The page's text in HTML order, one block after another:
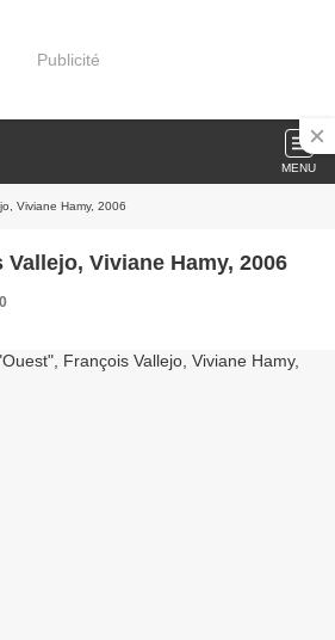
Publicité
MENU
Viviane Hamy, 2006
Viviane Hamy, 2006